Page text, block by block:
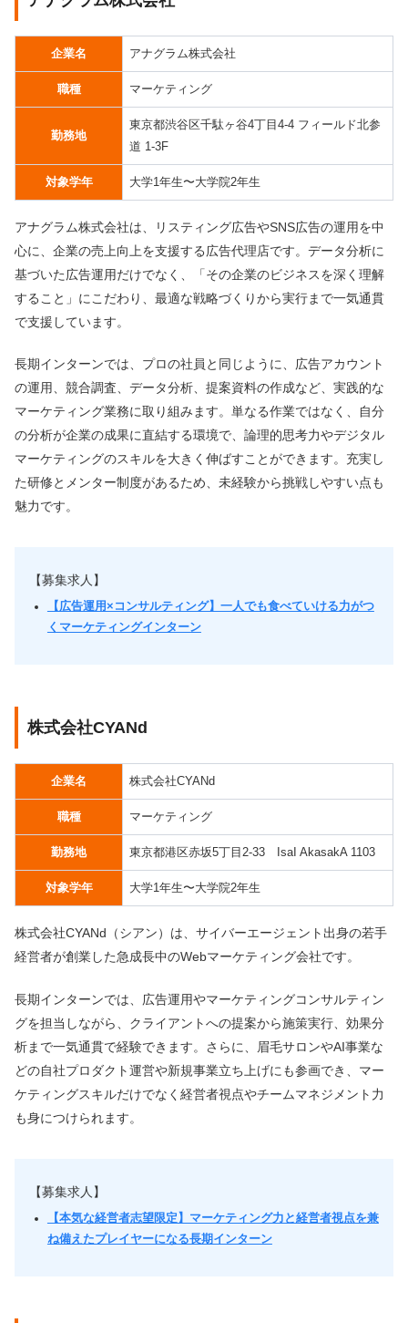
企業名 アナグラム株式会社
職種 マーケティング
勤務地
東京都渋谷区千駄ヶ谷4丁目4-4 フィールド北参
道 1-3F
対象学年 大学1年生〜大学院2年生
アナグラム株式会社は、リスティング広告やSNS広告の運用を中
心に、企業の売上向上を支援する広告代理店です。データ分析に
基づいた広告運用だけでなく、「その企業のビジネスを深く理解
すること」にこだわり、最適な戦略づくりから実行まで一気通貫
で支援しています。
長期インターンでは、プロの社員と同じように、広告アカウント
の運用、競合調査、データ分析、提案資料の作成など、実践的な
マーケティング業務に取り組みます。単なる作業ではなく、自分
の分析が企業の成果に直結する環境で、論理的思考力やデジタル
マーケティングのスキルを大きく伸ばすことができます。充実し
た研修とメンター制度があるため、未経験から挑戦しやすい点も
魅力です。
【募集求人】
【広告運用×コンサルティング】一人でも食べていける力がつ
くマーケティングインターン
株式会社CYANd
企業名 株式会社CYANd
職種 マーケティング
勤務地 東京都港区赤坂5丁目2-33 IsaI AkasakA 1103
対象学年 大学1年生〜大学院2年生
株式会社CYANd（シアン）は、サイバーエージェント出身の若手
経営者が創業した急成長中のWebマーケティング会社です。
長期インターンでは、広告運用やマーケティングコンサルティン
グを担当しながら、クライアントへの提案から施策実行、効果分
析まで一気通貫で経験できます。さらに、眉毛サロンやAI事業な
どの自社プロダクト運営や新規事業立ち上げにも参画でき、マー
ケティングスキルだけでなく経営者視点やチームマネジメント力
も身につけられます。
【募集求人】
【本気な経営者志望限定】マーケティング力と経営者視点を兼
ね備えたプレイヤーになる長期インターン